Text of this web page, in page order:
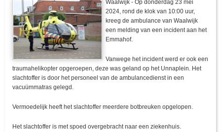
Waalwijk - Op donderdag 23 mei
2024, rond de klok van 10:00 uur,
kreeg de ambulance van Waalwijk
een melding van een incident aan het
Emmahof.
Vanwege het incident werd er ook een
traumahelikopter opgeroepen, deze was geland op het Unnaplein. Het
slachtoffer is door het personeel van de ambulancedienst in een
vacuümmatras gelegd.
Vermoedelijk heeft het slachtoffer meerdere botbreuken opgelopen.
Het slachtoffer is met spoed overgebracht naar een ziekenhuis.